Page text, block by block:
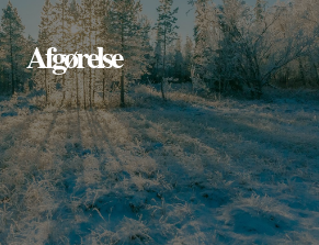
Afgørelse